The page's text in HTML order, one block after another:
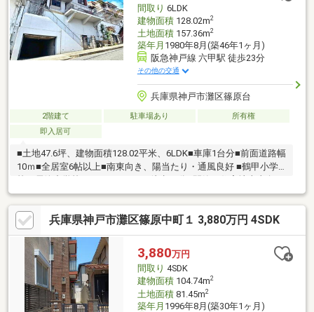
間取り 6LDK
建物面積128.02m2
土地面積157.36m2
築年月 1980年8月(築46年1ヶ月)
阪急神戸線 六甲駅 徒歩23分
その他の交通
兵庫県神戸市灘区篠原台
2階建て 駐車場あり
所有権
即入居可
■土地47.6坪、建物面積128.02平米、6LDK■車庫1台分■前面道路幅
10ｍ■全居室6帖以上■南東向き、陽当たり・通風良好 ■鶴甲小学
の物件のご紹介です。物件の向きも確認しておきましょう。建物
面積128.02㎡以上あるので広々と使えます。観葉植物などを置い
てワンポイントになる出窓付き物件です。開放感のある吹抜けが
とても好評です。雰囲気溢れる6LDKの物件はこちらです。設備も
充実で、快適な生活を送る事のできる、中古の戸建て物件。1180
万円の物件で購入価格を押さえ、その分を新生活に使いましょ
う。
兵庫県神戸市灘区篠原中町１ 3,880万円 4SDK
3,880万円
間取り 4SDK
建物面積104.74m2
土地面積81.45m2
築年月 1996年8月(築30年1ヶ月)